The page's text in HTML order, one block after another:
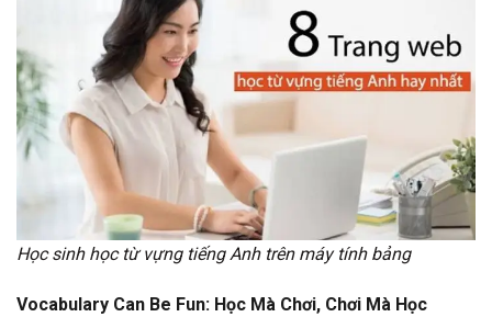
Học sinh học từ vựng tiếng Anh trên máy tính bảng
Vocabulary Can Be Fun: Học Mà Chơi, Chơi Mà Học